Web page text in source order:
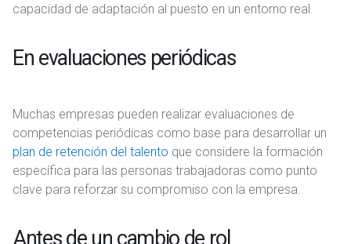
capacidad de adaptación al puesto en un entorno real.
En evaluaciones periódicas
Muchas empresas pueden realizar evaluaciones de
competencias periódicas como base para desarrollar un
plan de retención del talento que considere la formación
específica para las personas trabajadoras como punto
clave para reforzar su compromiso con la empresa.
Antes de un cambio de rol